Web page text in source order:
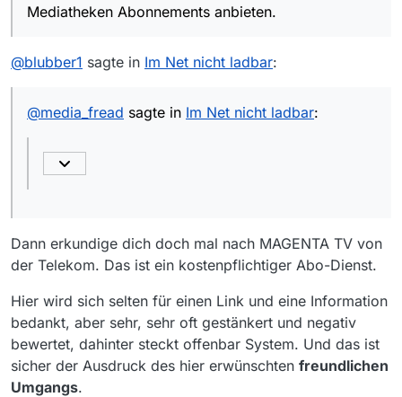
Mediatheken Abonnements anbieten.
@blubber1 sagte in Im Net nicht ladbar:
@media_fread sagte in Im Net nicht ladbar:
Dann erkundige dich doch mal nach MAGENTA TV von
der Telekom. Das ist ein kostenpflichtiger Abo-Dienst.
Hier wird sich selten für einen Link und eine Information
bedankt, aber sehr, sehr oft gestänkert und negativ
bewertet, dahinter steckt offenbar System. Und das ist
sicher der Ausdruck des hier erwünschten freundlichen
Umgangs.